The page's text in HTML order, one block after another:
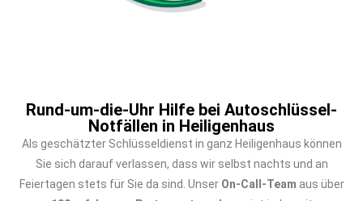
Rund-um-die-Uhr Hilfe bei Autoschlüssel-
Notfällen in Heiligenhaus
Als geschätzter Schlüsseldienst in ganz Heiligenhaus können
Sie sich darauf verlassen, dass wir selbst nachts und an
Feiertagen stets für Sie da sind. Unser On-Call-Team aus über